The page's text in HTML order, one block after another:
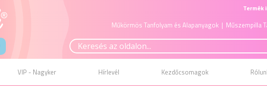
Termék
Műkörmös Tanfolyam és Alapanyagok | Műszempilla
VIP - Nagyker Hírlevél Kezdőcsomagok